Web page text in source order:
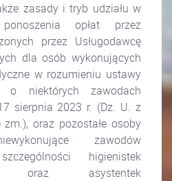
zasady i tryb udziału w
opłat przez
przez Usługodawcę
dla osób wykonujących
w rozumieniu ustawy
niektórych zawodach
sierpnia 2023 r. (Dz. U. z
oraz pozostałe osoby
zawodów
higienistek
oraz asystentek